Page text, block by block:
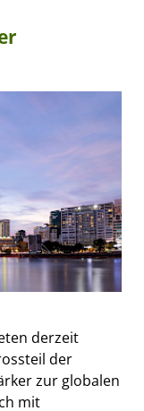
derzeit
der
zur globalen
mit